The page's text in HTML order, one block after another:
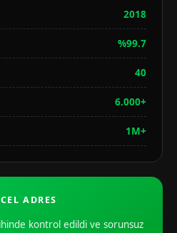
2018
%99.7
40
6.000+
1M+
ADRES
kontrol edildi ve sorunsuz